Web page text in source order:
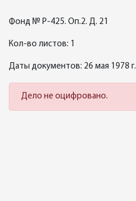
Фонд № Р-425. Оп.2. Д. 21
Кол-во листов: 1
Даты документов: 26 мая 1978 г.
Дело не оцифровано.